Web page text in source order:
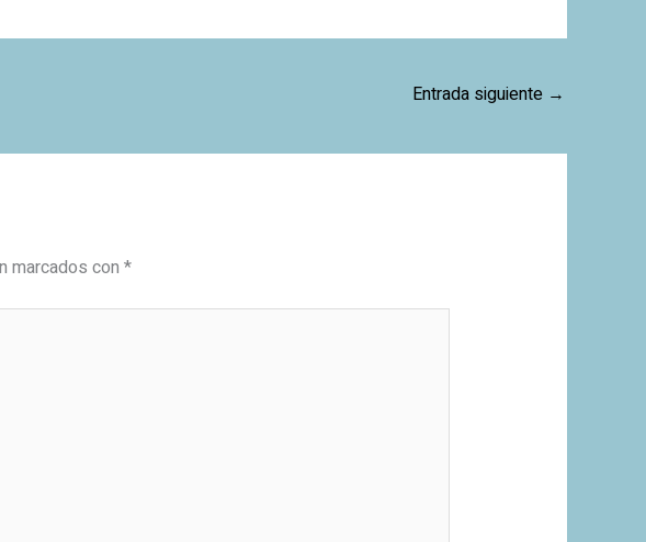
Entrada siguiente →
marcados con *